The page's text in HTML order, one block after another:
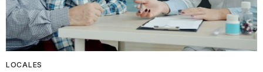
LOCALES